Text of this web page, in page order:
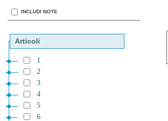
INCLUDI NOTE
Articoli
1
2
3
4
5
6